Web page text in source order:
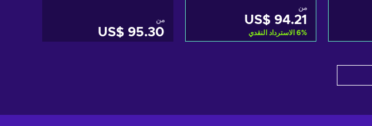
من
US$ 94.21
6% الاسترداد النقدي
من
US$ 95.30